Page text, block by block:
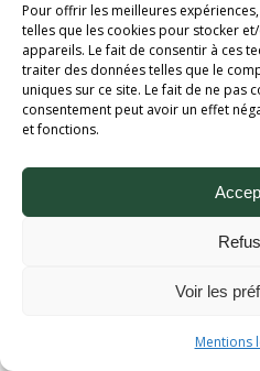
Pour offrir les meilleures
telles que les cookies pour stocker
appareils. Le fait de consentir à ces
traiter des données telles que le
uniques sur ce site. Le fait de ne pas
consentement peut avoir un effet
et fonctions.
Voir les
Mentions
Aix Bière Festival (c)
Mentions